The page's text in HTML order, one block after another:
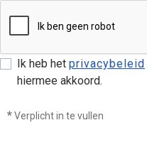
Ik heb het privacybeleid
hiermee akkoord.
*Verplicht in te vullen